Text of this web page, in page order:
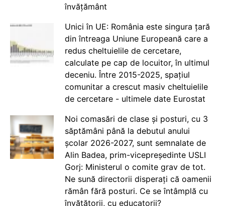
învățământ
Unici în UE: România este singura țară
din întreaga Uniune Europeană care a
redus cheltuielile de cercetare,
calculate pe cap de locuitor, în ultimul
deceniu. Între 2015-2025, spațiul
comunitar a crescut masiv cheltuielile
de cercetare - ultimele date Eurostat
Noi comasări de clase și posturi, cu 3
săptămâni până la debutul anului
școlar 2026-2027, sunt semnalate de
Alin Badea, prim-vicepreședinte USLI
Gorj: Ministerul o comite grav de tot.
Ne sună directorii disperați că oamenii
rămân fără posturi. Ce se întâmplă cu
învățătorii, cu educatorii?